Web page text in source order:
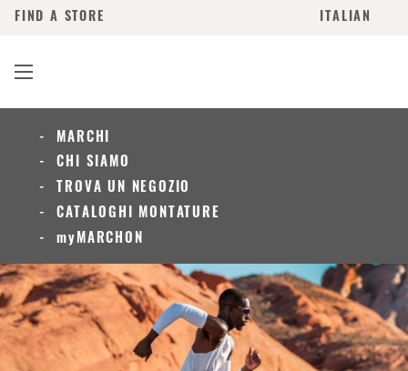
ITALIAN
FIND A STORE
MARCHI
CHI SIAMO
TROVA UN NEGOZIO
CATALOGHI MONTATURE
myMARCHON